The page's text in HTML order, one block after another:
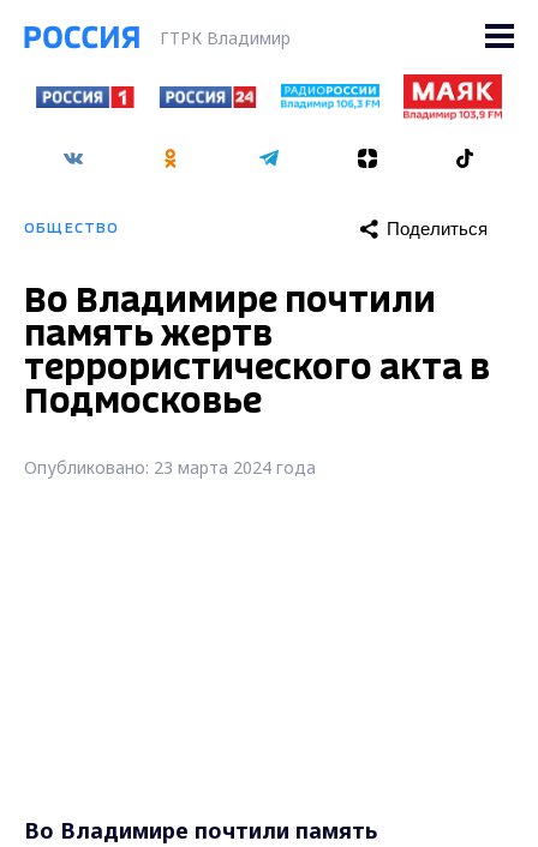
ГТРК Владимир
ОБЩЕСТВО Поделиться
Во Владимире почтили
память жертв
террористического акта в
Подмосковье
Опубликовано: 23 марта 2024 года
Во Владимире почтили память